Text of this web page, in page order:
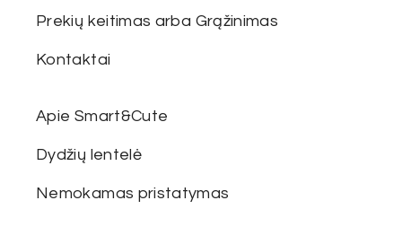
Prekių keitimas arba Grąžinimas
Kontaktai
Apie Smart&Cute
Dydžių lentelė
Nemokamas pristatymas